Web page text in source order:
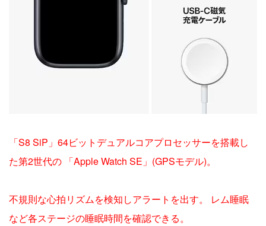
「S8 SiP」64ビットデュアルコアプロセッサーを搭載し
た第2世代の 「Apple Watch SE」(GPSモデル)。
不規則な心拍リズムを検知しアラートを出す。 レム睡眠
など各ステージの睡眠時間を確認できる。